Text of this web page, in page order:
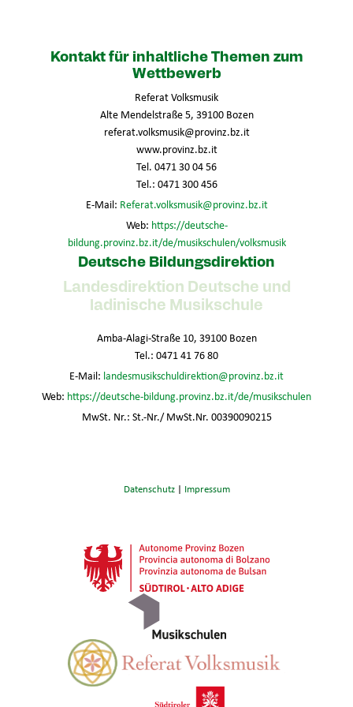
Kontakt für inhaltliche Themen zum
Wettbewerb
Referat Volksmusik
Alte Mendelstraße 5, 39100 Bozen
referat.volksmusik@provinz.bz.it
www.provinz.bz.it
Tel. 0471 30 04 56
Tel.: 0471 300 456
E-Mail: Referat.volksmusik@provinz.bz.it
Web: https://deutsche-
bildung.provinz.bz.it/de/musikschulen/volksmusik
Deutsche Bildungsdirektion
Landesdirektion Deutsche und
ladinische Musikschule
Amba-Alagi-Straße 10, 39100 Bozen
Tel.: 0471 41 76 80
E-Mail: landesmusikschuldirektion@provinz.bz.it
Web: https://deutsche-bildung.provinz.bz.it/de/musikschulen
MwSt. Nr.: St.-Nr./ MwSt.Nr. 00390090215
Datenschutz| Impressum